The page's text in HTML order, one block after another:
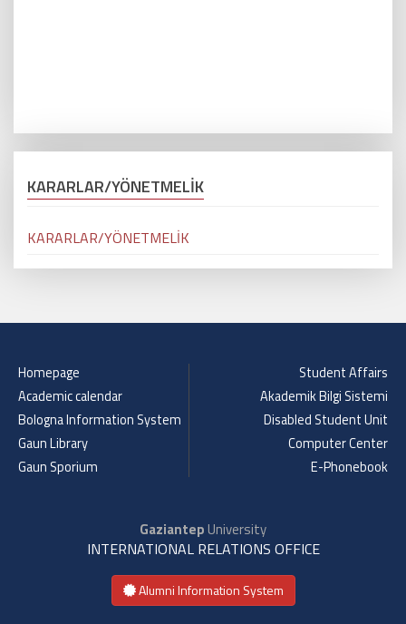
KARARLAR/YÖNETMELİK
KARARLAR/YÖNETMELİK
Homepage
Academic calendar
Bologna Information System
Gaun Library
Gaun Sporium
Student Affairs
Akademik Bilgi Sistemi
Disabled Student Unit
Computer Center
E-Phonebook
GaziantepUniversity
INTERNATIONAL RELATIONS OFFICE
Alumni Information System